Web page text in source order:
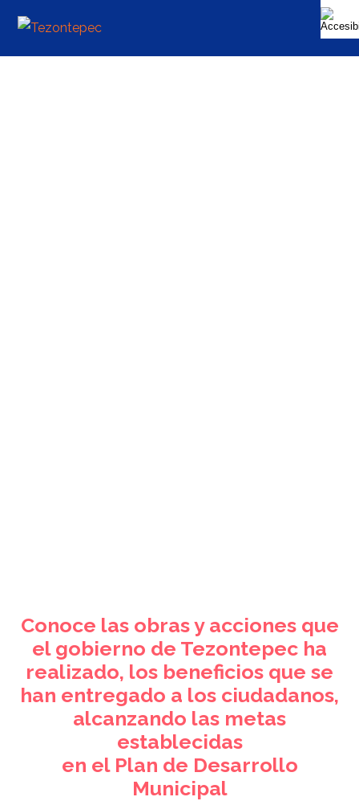
Conoce las obras y acciones que
el gobierno de Tezontepec ha
realizado, los beneficios que se
han entregado a los ciudadanos,
alcanzando las metas
establecidas
en el Plan de Desarrollo
Municipal